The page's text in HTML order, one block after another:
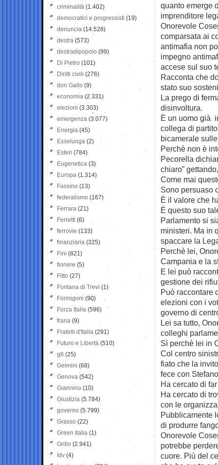
quanto emerge
imprenditore
Onorevole
comparsata ai
antimafia non
impegno
accese sul suo
Racconta che
stato suo
La prego di
disinvoltura.
È un uomo già
collega di
bicamerale
Perchè non è
Pecorella
chiaro”
Come mai
Sono persuaso
È il valore che
È questo suo
Parlamento si
ministeri. Ma in
spaccare la
Perchè lei,
Campania e la
E lei può
gestione dei
Può raccontare
elezioni con i
governo di
Lei sa tutto,
colleghi
Sì perchè lei in
Col centro
fiato che la
fece con
Ha cercato di
Ha cercato di
con le
Pubblicamente
di produrre
Onorevole
potrebbe
cuore. Più del
criminalità (1.402)
democratici e progressisti (19)
denuncia (14.528)
destra (573)
destradipopolo (99)
Di Pietro (101)
Diritti civili (276)
don Gallo (9)
economia (2.331)
elezioni (3.303)
emergenza (3.077)
Energia (45)
Esselunga (2)
Esteri (784)
Eugenetica (3)
Europa (1.314)
Fassino (13)
federalismo (167)
Ferrara (21)
Ferretti (6)
ferrovie (133)
finanziaria (325)
Fini (821)
fioriere (5)
Fitto (27)
Fontana di Trevi (1)
Formigoni (90)
Forza Italia (596)
frana (9)
Fratelli d'Italia (291)
Futuro e Libertà (510)
g8 (25)
Gelmini (68)
Genova (542)
Giannino (10)
Giustizia (5.784)
governo (5.799)
Grasso (22)
Green Italia (1)
Grillo (2.941)
Idv (4)